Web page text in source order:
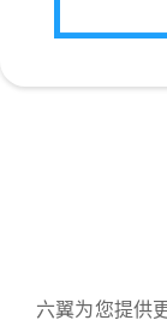
六翼为您提供